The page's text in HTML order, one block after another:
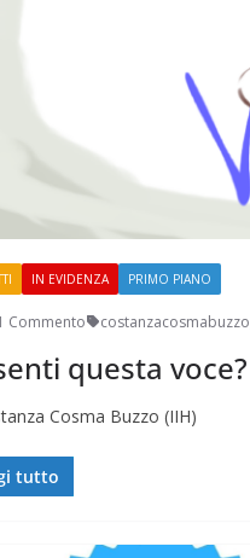
IN EVIDENZA PRIMO PIANO
Commento costanzacosmabuzzo
questa voce?
Cosma Buzzo (IIH)
tutto
Perle dei prof #38